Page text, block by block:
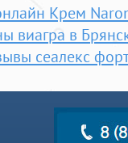
Крем
виагра в
сеалекс